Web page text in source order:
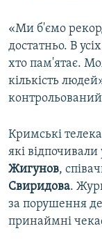
«Ми б'ємо
достатньо. В
хто пам'ятає.
кількість
Кримські
які
Жигунов,
Свиридова.
за порушення
принаймні